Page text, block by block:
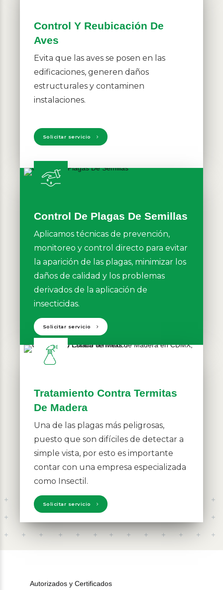
Control Y Reubicación De
Aves
Evita que las aves se posen en las
edificaciones, generen daños
estructurales y contaminen
instalaciones.
Solicitar servicio
Control De Plagas De Semillas
Aplicamos técnicas de prevención,
monitoreo y control directo para evitar
la aparición de las plagas, minimizar los
daños de calidad y los problemas
derivados de la aplicación de
insecticidas.
Solicitar servicio
Tratamiento Contra Termitas
De Madera
Una de las plagas más peligrosas,
puesto que son difíciles de detectar a
simple vista, por esto es importante
contar con una empresa especializada
como Insectil.
Solicitar servicio
Autorizados y Certificados